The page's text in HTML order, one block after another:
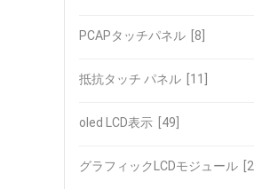
PCAPタッチパネル [8]
抵抗タッチ パネル [11]
oled LCD表示 [49]
グラフィックLCDモジュール [2]